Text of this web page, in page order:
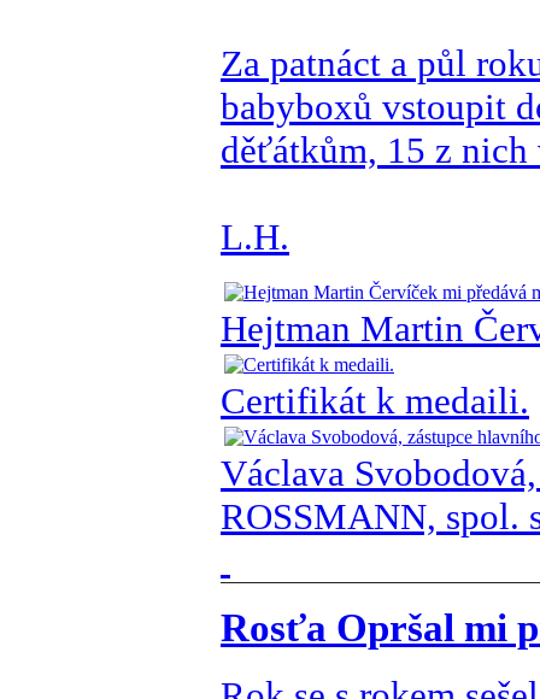
Za patnáct a půl
babyboxů vstoupit
děťátkům, 15 z nich
L.H.
Hejtman Martin
Certifikát k medaili.
Václava
ROSSMANN, spol.
Rosťa Opršal mi